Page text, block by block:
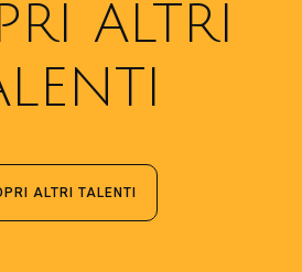
ALTRI
ALTRI TALENTI